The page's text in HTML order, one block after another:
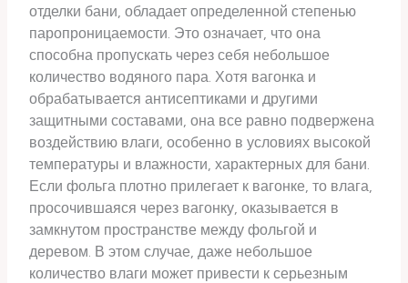
отделки бани, обладает определенной степенью
паропроницаемости. Это означает, что она
способна пропускать через себя небольшое
количество водяного пара. Хотя вагонка и
обрабатывается антисептиками и другими
защитными составами, она все равно подвержена
воздействию влаги, особенно в условиях высокой
температуры и влажности, характерных для бани.
Если фольга плотно прилегает к вагонке, то влага,
просочившаяся через вагонку, оказывается в
замкнутом пространстве между фольгой и
деревом. В этом случае, даже небольшое
количество влаги может привести к серьезным